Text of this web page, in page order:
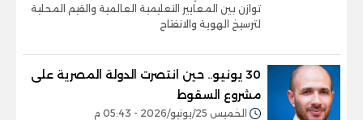
توازن بين المعايير التعليمية العالمية والقيم المحلية
لترسيخ الهوية والانفتاح
30 يونيو.. حين انتصرت الدولة المصرية على
مشروع السقوط
الخميس 25/يونيو/2026 - 05:43 م